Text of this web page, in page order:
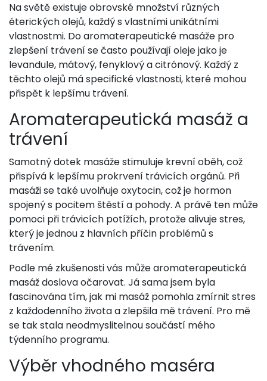
Na světě existuje obrovské množství různých
éterických olejů, každý s vlastními unikátními
vlastnostmi. Do aromaterapeutické masáže pro
zlepšení trávení se často používají oleje jako je
levandule, mátový, fenyklový a citrónový. Každý z
těchto olejů má specifické vlastnosti, které mohou
přispět k lepšímu trávení.
Aromaterapeutická masáž a
trávení
Samotný dotek masáže stimuluje krevní oběh, což
přispívá k lepšímu prokrvení trávicích orgánů. Při
masáži se také uvolňuje oxytocin, což je hormon
spojený s pocitem štěstí a pohody. A právě ten může
pomoci při trávicích potížích, protože alivuje stres,
který je jednou z hlavních příčin problémů s
trávením.
Podle mé zkušenosti vás může aromaterapeutická
masáž doslova očarovat. Já sama jsem byla
fascinována tím, jak mi masáž pomohla zmírnit stres
z každodenního života a zlepšila mě trávení. Pro mě
se tak stala neodmyslitelnou součástí mého
týdenního programu.
Výběr vhodného maséra